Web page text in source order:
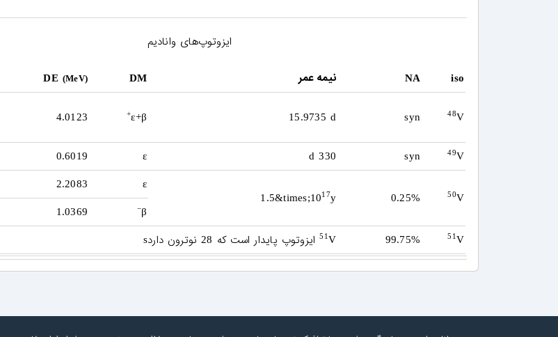
ایزوتوپ‌های وانادیم
iso
NA نیمه عمر DM
DE (MeV)
48V
syn
15.9735 d
ε+β
+
4.0123
49V
syn
330 d
ε
0.6019
50V
0.25%
1.5&times;1017y
ε
2.2083
β
−
1.0369
51 V
99.75%
51 V ایزوتوپ پایدار است که 28 نوترون داردs